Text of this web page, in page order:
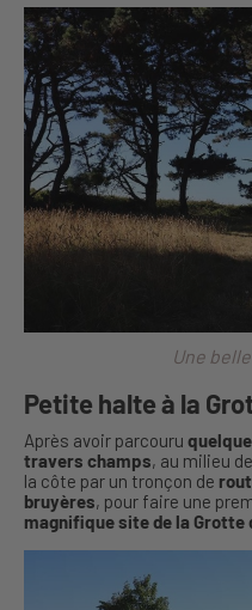
Une
Petite halte à la
Après avoir parcouru
travers champs, au milieu
la côte par un tronçon de
bruyères, pour faire une
magnifique site de la Grotte